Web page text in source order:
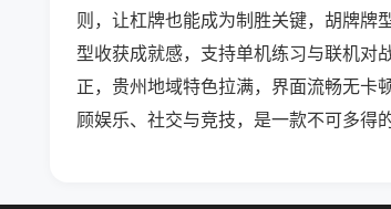
则，让杠牌也能成为制胜关键，胡牌牌
型收获成就感，支持单机练习与联机对
正，贵州地域特色拉满，界面流畅无卡
顾娱乐、社交与竞技，是一款不可多得